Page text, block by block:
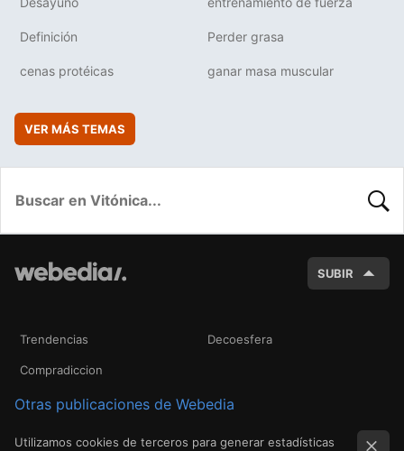
Definición Perder grasa
cenas protéicas ganar masa muscular
VER MÁS TEMAS
SUBIR
Trendencias Decoesfera
Compradiccion
Otras publicaciones de Webedia
Utilizamos cookies de terceros para generar estadísticas